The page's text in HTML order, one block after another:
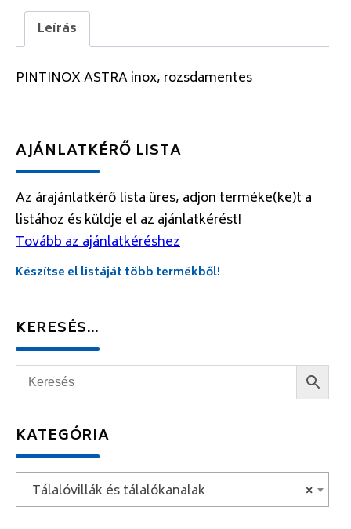
Leírás
PINTINOX ASTRA inox, rozsdamentes
AJÁNLATKÉRŐ LISTA
Az árajánlatkérő lista üres, adjon terméke(ke)t a
listához és küldje el az ajánlatkérést!
Tovább az ajánlatkéréshez
Készítse el listáját több termékből!
KERESÉS…
KATEGÓRIA
×
Tálalóvillák és tálalókanalak